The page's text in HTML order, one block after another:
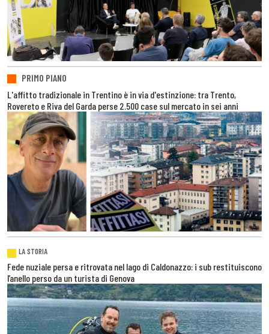
PRIMO PIANO
L'affitto tradizionale in Trentino è in via d'estinzione: tra Trento,
Rovereto e Riva del Garda perse 2.500 case sul mercato in sei anni
LA STORIA
Fede nuziale persa e ritrovata nel lago di Caldonazzo: i sub restituiscono
l’anello perso da un turista di Genova